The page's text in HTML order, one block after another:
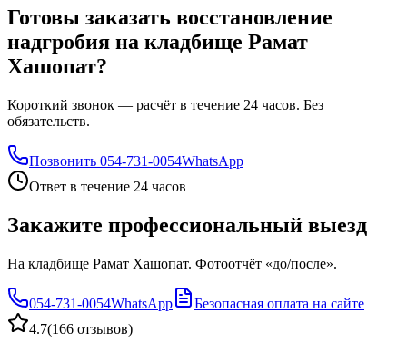
Готовы заказать восстановление
надгробия на кладбище Рамат
Хашопат?
Короткий звонок — расчёт в течение 24 часов. Без
обязательств.
Позвонить 054-731-0054WhatsApp
Ответ в течение 24 часов
Закажите профессиональный выезд
На кладбище Рамат Хашопат. Фотоотчёт «до/после».
054-731-0054WhatsApp
Безопасная оплата на сайте
4.7(166 отзывов)